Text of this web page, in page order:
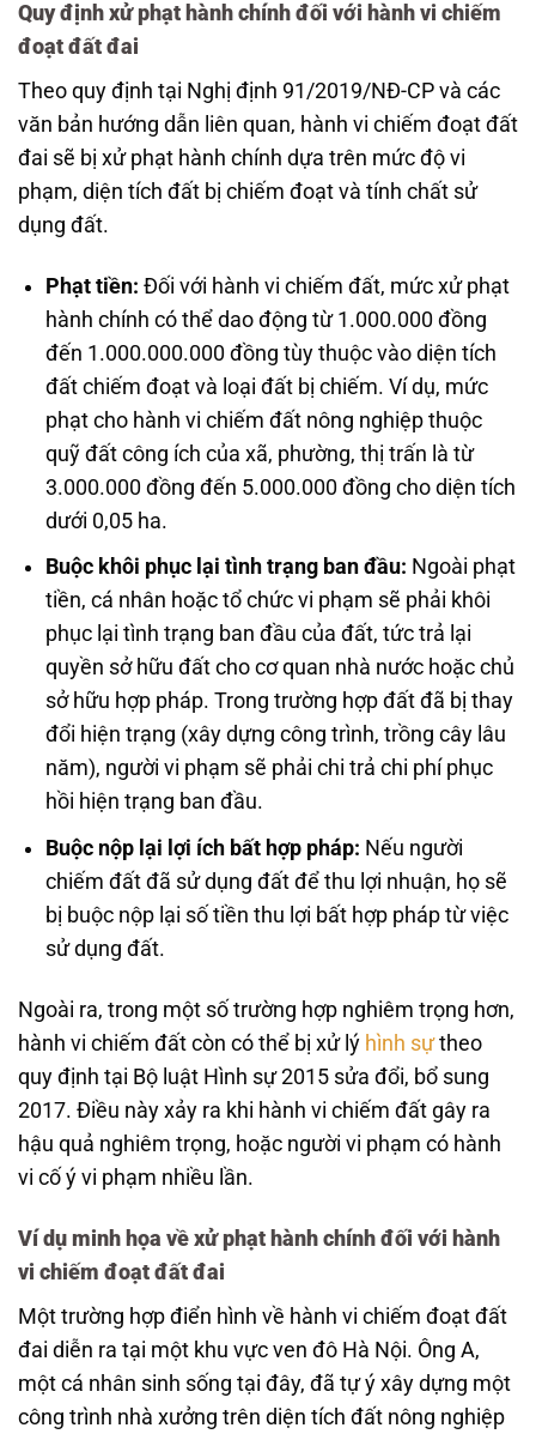
Quy định xử phạt hành chính đối với hành vi chiếm
đoạt đất đai
Theo quy định tại Nghị định 91/2019/NĐ-CP và các
văn bản hướng dẫn liên quan, hành vi chiếm đoạt đất
đai sẽ bị xử phạt hành chính dựa trên mức độ vi
phạm, diện tích đất bị chiếm đoạt và tính chất sử
dụng đất.
Phạt tiền: Đối với hành vi chiếm đất, mức xử phạt
hành chính có thể dao động từ 1.000.000 đồng
đến 1.000.000.000 đồng tùy thuộc vào diện tích
đất chiếm đoạt và loại đất bị chiếm. Ví dụ, mức
phạt cho hành vi chiếm đất nông nghiệp thuộc
quỹ đất công ích của xã, phường, thị trấn là từ
3.000.000 đồng đến 5.000.000 đồng cho diện tích
dưới 0,05 ha.
Buộc khôi phục lại tình trạng ban đầu: Ngoài phạt
tiền, cá nhân hoặc tổ chức vi phạm sẽ phải khôi
phục lại tình trạng ban đầu của đất, tức trả lại
quyền sở hữu đất cho cơ quan nhà nước hoặc chủ
sở hữu hợp pháp. Trong trường hợp đất đã bị thay
đổi hiện trạng (xây dựng công trình, trồng cây lâu
năm), người vi phạm sẽ phải chi trả chi phí phục
hồi hiện trạng ban đầu.
Buộc nộp lại lợi ích bất hợp pháp: Nếu người
chiếm đất đã sử dụng đất để thu lợi nhuận, họ sẽ
bị buộc nộp lại số tiền thu lợi bất hợp pháp từ việc
sử dụng đất.
Ngoài ra, trong một số trường hợp nghiêm trọng hơn,
hành vi chiếm đất còn có thể bị xử lý hình sựtheo
quy định tại Bộ luật Hình sự 2015 sửa đổi, bổ sung
2017. Điều này xảy ra khi hành vi chiếm đất gây ra
hậu quả nghiêm trọng, hoặc người vi phạm có hành
vi cố ý vi phạm nhiều lần.
Ví dụ minh họa về xử phạt hành chính đối với hành
vi chiếm đoạt đất đai
Một trường hợp điển hình về hành vi chiếm đoạt đất
đai diễn ra tại một khu vực ven đô Hà Nội. Ông A,
một cá nhân sinh sống tại đây, đã tự ý xây dựng một
công trình nhà xưởng trên diện tích đất nông nghiệp